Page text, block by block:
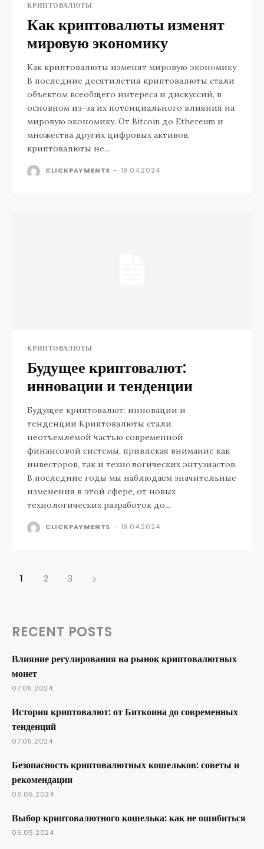
КРИПТОВАЛЮТЫ
Как криптовалюты изменят
мировую экономику
Как криптовалюты изменят мировую экономику
В последние десятилетия криптовалюты стали
объектом всеобщего интереса и дискуссий, в
основном из-за их потенциального влияния на
мировую экономику. От Bitcoin до Ethereum и
множества других цифровых активов,
криптовалюты не...
CLICKPAYMENTS - 19.04.2024
КРИПТОВАЛЮТЫ
Будущее криптовалют:
инновации и тенденции
Будущее криптовалют: инновации и
тенденции Криптовалюты стали
неотъемлемой частью современной
финансовой системы, привлекая внимание как
инвесторов, так и технологических энтузиастов.
В последние годы мы наблюдаем значительные
изменения в этой сфере, от новых
технологических разработок до...
CLICKPAYMENTS - 19.04.2024
1 2 3
RECENT POSTS
Влияние регулирования на рынок криптовалютных
монет
07.05.2024
История криптовалют: от Биткоина до современных
тенденций
07.05.2024
Безопасность криптовалютных кошельков: советы и
рекомендации
06.05.2024
Выбор криптовалютного кошелька: как не ошибиться
06.05.2024